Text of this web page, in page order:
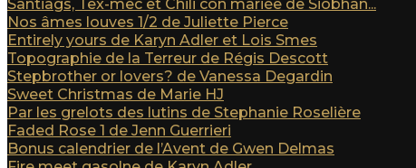
Santiags, Tex-mec et Chili con mariée de Siobhan...
Nos âmes louves 1/2 de Juliette Pierce
Entirely yours de Karyn Adler et Lois Smes
Topographie de la Terreur de Régis Descott
Stepbrother or lovers? de Vanessa Degardin
Sweet Christmas de Marie HJ
Par les grelots des lutins de Stephanie Roselière
Faded Rose 1 de Jenn Guerrieri
Bonus calendrier de l’Avent de Gwen Delmas